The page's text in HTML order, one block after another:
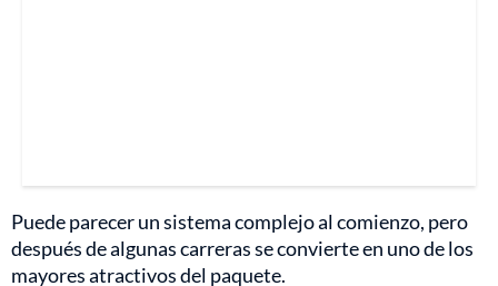
Puede parecer un sistema complejo al comienzo, pero
después de algunas carreras se convierte en uno de los
mayores atractivos del paquete.